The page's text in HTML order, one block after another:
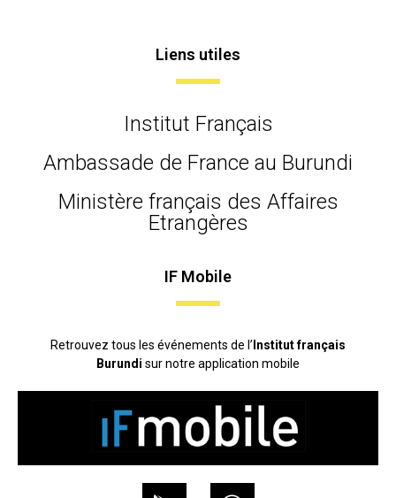
Liens utiles
Institut Français
Ambassade de France au Burundi
Ministère français des Affaires
Etrangères
IF Mobile
Retrouvez tous les événements de l’ Institut français
Burundi sur notre application mobile